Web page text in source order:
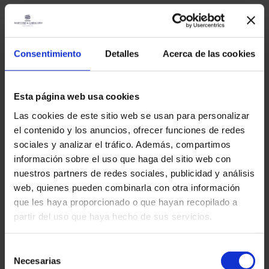
Consentimiento Detalles Acerca de las cookies
Esta página web usa cookies
Las cookies de este sitio web se usan para personalizar
el contenido y los anuncios, ofrecer funciones de redes
sociales y analizar el tráfico. Además, compartimos
información sobre el uso que haga del sitio web con
nuestros partners de redes sociales, publicidad y análisis
web, quienes pueden combinarla con otra información
que les haya proporcionado o que hayan recopilado a
partir del uso que haya hecho de sus servicios.
Necesarias
A política de migração deve ser firme, sim, mas também
razoável e empática; neste caso, foi encontrado o equilíbrio
Fonte da informação:
inclusion.gob.es
Martínez & Caballero Abogados
Outras entradas
Alienígenas
Regularização extraordinária 2026 em Espanha:
requisitos, datas, quem pode apresentar o pedido
martinez-admin